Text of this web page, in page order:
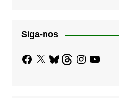
Siga-nos
Facebook
X BlueskyThreadsInstagram
YouTube